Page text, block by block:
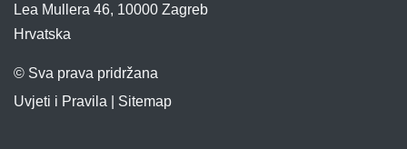
Lea Mullera 46, 10000 Zagreb
Hrvatska
© Sva prava pridržana
Uvjeti i Pravila
Sitemap